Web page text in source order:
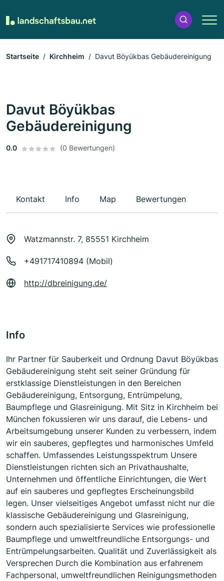
Startseite Kirchheim Davut Böyükbas Gebäudereinigung
Davut Böyükbas
Gebäudereinigung
0.0 (0 Bewertungen)
Kontakt Info Map Bewertungen
Watzmannstr. 7, 85551 Kirchheim
+491717410894 (Mobil)
http://dbreinigung.de/
Info
Ihr Partner für Sauberkeit und Ordnung Davut Böyükbas
Gebäudereinigung steht seit seiner Gründung für
erstklassige Dienstleistungen in den Bereichen
Gebäudereinigung, Entsorgung, Entrümpelung,
Baumpflege und Glasreinigung. Mit Sitz in Kirchheim bei
München fokussieren wir uns darauf, die Lebens- und
Arbeitsumgebung unserer Kunden zu verbessern, indem
wir ein sauberes, gepflegtes und harmonisches Umfeld
schaffen. Umfassendes Leistungsspektrum Unsere
Dienstleistungen richten sich an Privathaushalte,
Unternehmen und öffentliche Einrichtungen, die Wert
auf ein sauberes und gepflegtes Erscheinungsbild
legen. Unser vielseitiges Angebot umfasst nicht nur die
klassische Gebäudereinigung und Glasreinigung,
sondern auch spezialisierte Services wie professionelle
Baumpflege und umweltfreundliche Entsorgungs- und
Entrümpelungsarbeiten. Qualität und Zuverlässigkeit als
Versprechen Durch die Kombination aus erfahrenem
Fachpersonal, umweltfreundlichen Reinigungsmethoden